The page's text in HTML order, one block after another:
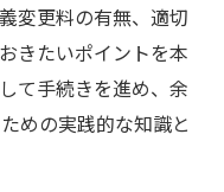
変更料の有無、適切
きたいポイントを本
て手続きを進め、余
めの実践的な知識と